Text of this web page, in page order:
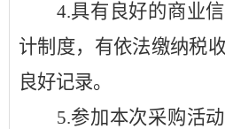
4.具有良好的商业
计制度，有依法缴纳税
良好记录。
5.参加本次采购活